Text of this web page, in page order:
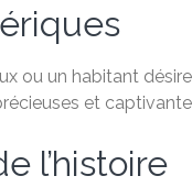
ou un habitant
et
l’histoire